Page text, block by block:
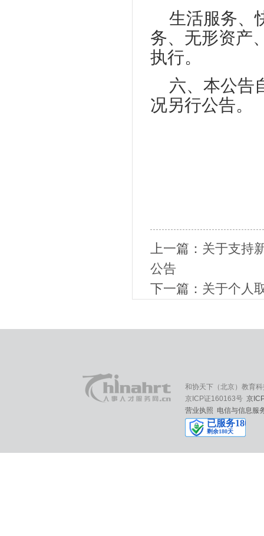
生活服务、
务、无形资产
执行。
六、本公告
况另行公告。
上一篇： 关于支持
公告
下一篇： 关于个人
和协天下（北京）教育
京ICP证160163号 京
营业执照 电信与信息服